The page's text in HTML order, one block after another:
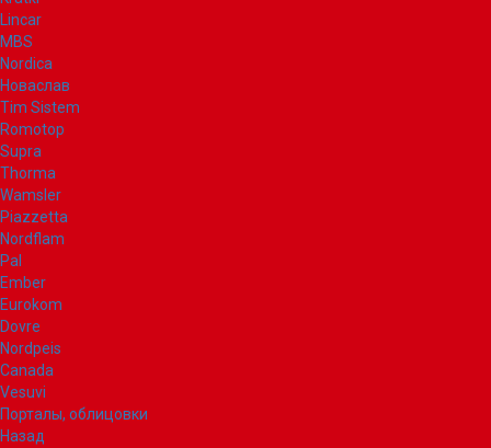
Lincar
MBS
Nordica
Новаслав
Tim Sistem
Romotop
Supra
Thorma
Wamsler
Piazzetta
Nordflam
Pal
Ember
Eurokom
Dovre
Nordpeis
Canada
Vesuvi
Порталы, облицовки
Назад